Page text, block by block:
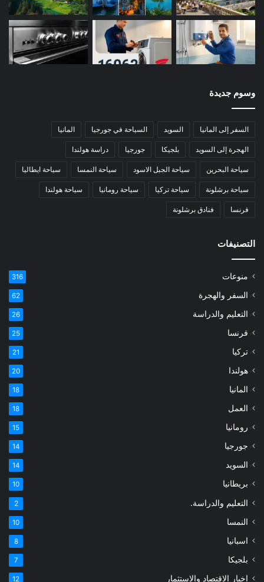
وسوم جديدة
السفر إلى المانيا السويد السياحة في جورجيا المانيا
الهجرة إلى السويد بلجيكا جورجيا دراسة هولندا
سياحة البحرين سياحة الجبل الاسود سياحة النمسا سياحة ايطاليا
سياحة برشلونة سياحة تركيا سياحة رومانيا سياحة هولندا
فرنسا فنادق برشلونة
التصنيفات
منوعات 316
السفر والهجرة 62
التعليم والدراسة 26
فرنسا 25
تركيا 21
هولندا 20
المانيا 18
العمل 18
رومانيا 15
جورجيا 14
السويد 14
بريطانيا 10
التعليم والدراسة. 2
النمسا 10
اسبانيا 8
بلجيكا 7
اخبار الاقتصاد والاستثمار 12